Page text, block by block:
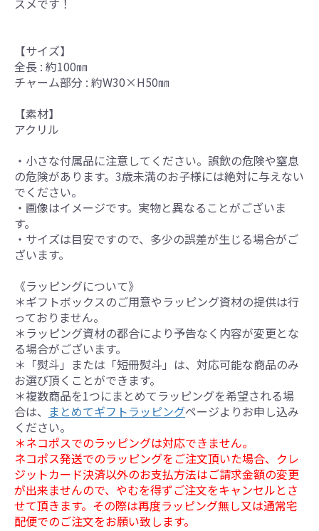
スメです！
【サイズ】
全長 : 約100㎜
チャーム部分 : 約W30×H50㎜
【素材】
アクリル
・小さな付属品に注意してください。誤飲の危険や窒息
の危険があります。3歳未満のお子様には絶対に与えない
でください。
・画像はイメージです。実物と異なることがございま
す。
・サイズは目安ですので、多少の誤差が生じる場合がご
ざいます。
《ラッピングについて》
＊ギフトボックスのご用意やラッピング資材の提供は行
っておりません。
＊ラッピング資材の都合により予告なく内容が変更とな
る場合がございます。
＊「熨斗」または「短冊熨斗」は、対応可能な商品のみ
お選び頂くことができます。
＊複数商品を1つにまとめてラッピングを希望される場
合は、 まとめてギフトラッピングページよりお申し込み
ください。
＊ネコポスでのラッピングは対応できません。
ネコポス発送でのラッピングをご注文頂いた場合、クレ
ジットカード決済以外のお支払方法はご請求金額の変更
が出来ませんので、やむを得ずご注文をキャンセルとさ
せて頂きます。その際は再度ラッピング無し又は通常宅
配便でのご注文をお願い致します。